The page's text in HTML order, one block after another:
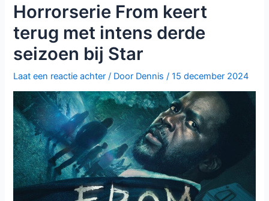
Horrorserie From keert
terug met intens derde
seizoen bij Star
Laat een reactie achter / Door Dennis/15 december 2024